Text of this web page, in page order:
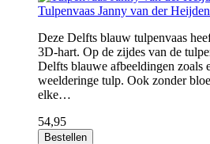
Tulpenvaas Janny van der
Deze Delfts blauw tulpenvaas
3D-hart. Op de zijdes van de
Delfts blauwe afbeeldingen zoals
weelderinge tulp. Ook zonder
elke…
54,95
Bestellen